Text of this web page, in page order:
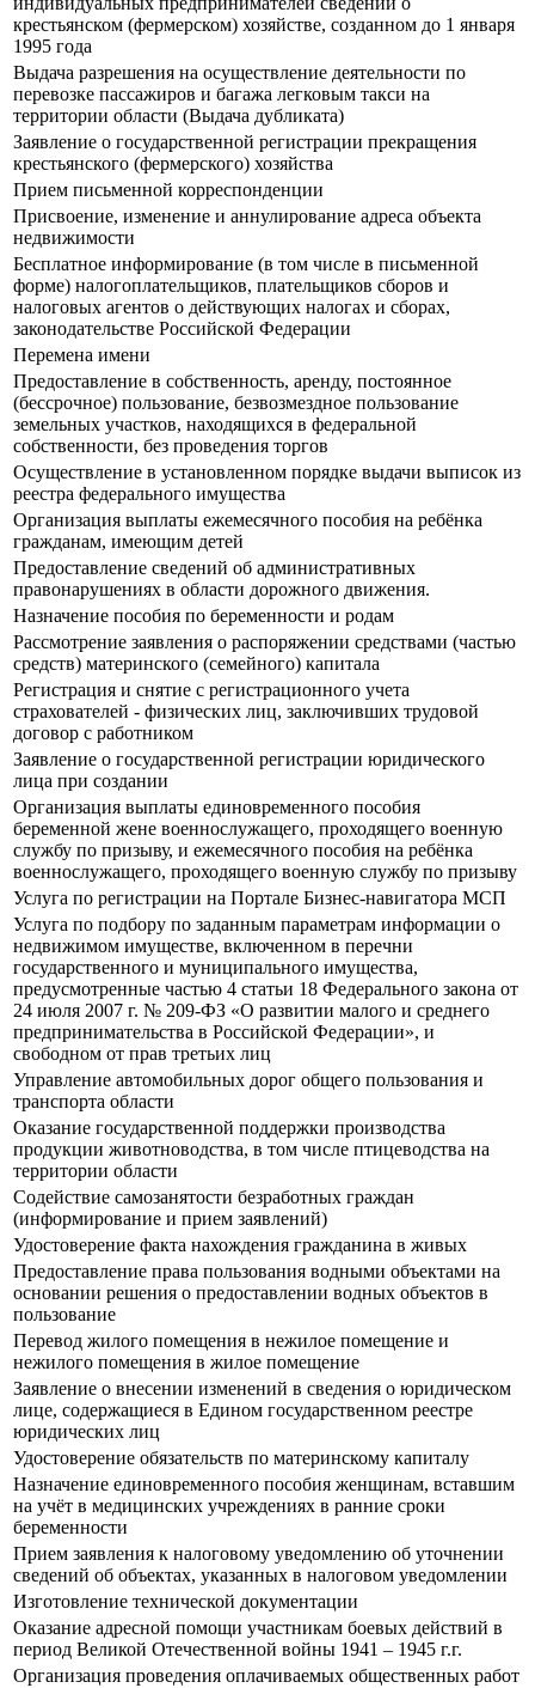
крестьянском (фермерском) хозяйстве, созданном до 1 января
1995 года
Выдача разрешения на осуществление деятельности по
перевозке пассажиров и багажа легковым такси на
территории области (Выдача дубликата)
Заявление о государственной регистрации прекращения
крестьянского (фермерского) хозяйства
Прием письменной корреспонденции
Присвоение, изменение и аннулирование адреса объекта
недвижимости
Бесплатное информирование (в том числе в письменной
форме) налогоплательщиков, плательщиков сборов и
налоговых агентов о действующих налогах и сборах,
законодательстве Российской Федерации
Перемена имени
Предоставление в собственность, аренду, постоянное
(бессрочное) пользование, безвозмездное пользование
земельных участков, находящихся в федеральной
собственности, без проведения торгов
Осуществление в установленном порядке выдачи выписок из
реестра федерального имущества
Организация выплаты ежемесячного пособия на ребёнка
гражданам, имеющим детей
Предоставление сведений об административных
правонарушениях в области дорожного движения.
Назначение пособия по беременности и родам
Рассмотрение заявления о распоряжении средствами (частью
средств) материнского (семейного) капитала
Регистрация и снятие с регистрационного учета
страхователей - физических лиц, заключивших трудовой
договор с работником
Заявление о государственной регистрации юридического
лица при создании
Организация выплаты единовременного пособия
беременной жене военнослужащего, проходящего военную
службу по призыву, и ежемесячного пособия на ребёнка
военнослужащего, проходящего военную службу по призыву
Услуга по регистрации на Портале Бизнес-навигатора МСП
Услуга по подбору по заданным параметрам информации о
недвижимом имуществе, включенном в перечни
государственного и муниципального имущества,
предусмотренные частью 4 статьи 18 Федерального закона от
24 июля 2007 г. № 209-ФЗ «О развитии малого и среднего
предпринимательства в Российской Федерации», и
свободном от прав третьих лиц
Управление автомобильных дорог общего пользования и
транспорта области
Оказание государственной поддержки производства
продукции животноводства, в том числе птицеводства на
территории области
Содействие самозанятости безработных граждан
(информирование и прием заявлений)
Удостоверение факта нахождения гражданина в живых
Предоставление права пользования водными объектами на
основании решения о предоставлении водных объектов в
пользование
Перевод жилого помещения в нежилое помещение и
нежилого помещения в жилое помещение
Заявление о внесении изменений в сведения о юридическом
лице, содержащиеся в Едином государственном реестре
юридических лиц
Удостоверение обязательств по материнскому капиталу
Назначение единовременного пособия женщинам, вставшим
на учёт в медицинских учреждениях в ранние сроки
беременности
Прием заявления к налоговому уведомлению об уточнении
сведений об объектах, указанных в налоговом уведомлении
Изготовление технической документации
Оказание адресной помощи участникам боевых действий в
период Великой Отечественной войны 1941 – 1945 г.г.
Организация проведения оплачиваемых общественных работ